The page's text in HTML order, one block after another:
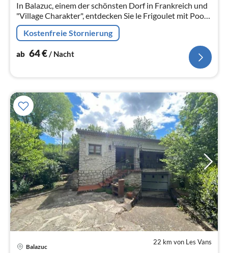
In Balazuc, einem der schönsten Dorf in Frankreich und
"Village Charakter", entdecken Sie le Frigoulet mit Pool.
Gruppe, Familien oder Freunde
Kostenfreie Stornierung
ab 64€/ Nacht
22 km von Les Vans
Balazuc